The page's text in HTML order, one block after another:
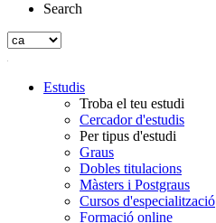
Search
Estudis
Troba el teu estudi
Cercador d'estudis
Per tipus d'estudi
Graus
Dobles titulacions
Màsters i Postgraus
Cursos d'especialització
Formació online